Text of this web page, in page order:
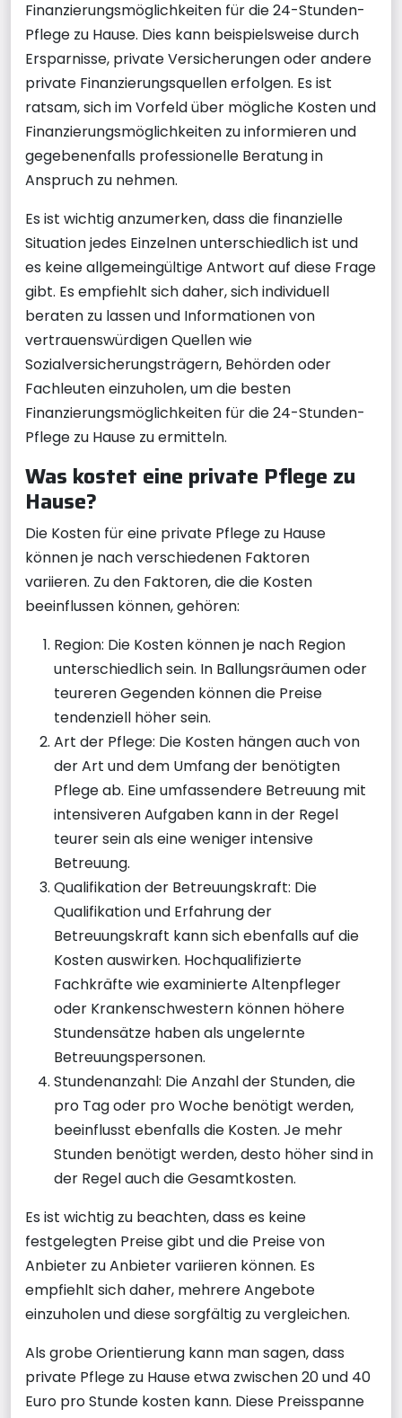
Finanzierungsmöglichkeiten für die 24-Stunden-
Pflege zu Hause. Dies kann beispielsweise durch
Ersparnisse, private Versicherungen oder andere
private Finanzierungsquellen erfolgen. Es ist
ratsam, sich im Vorfeld über mögliche Kosten und
Finanzierungsmöglichkeiten zu informieren und
gegebenenfalls professionelle Beratung in
Anspruch zu nehmen.
Es ist wichtig anzumerken, dass die finanzielle
Situation jedes Einzelnen unterschiedlich ist und
es keine allgemeingültige Antwort auf diese Frage
gibt. Es empfiehlt sich daher, sich individuell
beraten zu lassen und Informationen von
vertrauenswürdigen Quellen wie
Sozialversicherungsträgern, Behörden oder
Fachleuten einzuholen, um die besten
Finanzierungsmöglichkeiten für die 24-Stunden-
Pflege zu Hause zu ermitteln.
Was kostet eine private Pflege zu
Hause?
Die Kosten für eine private Pflege zu Hause
können je nach verschiedenen Faktoren
variieren. Zu den Faktoren, die die Kosten
beeinflussen können, gehören:
Region: Die Kosten können je nach Region
unterschiedlich sein. In Ballungsräumen oder
teureren Gegenden können die Preise
tendenziell höher sein.
Art der Pflege: Die Kosten hängen auch von
der Art und dem Umfang der benötigten
Pflege ab. Eine umfassendere Betreuung mit
intensiveren Aufgaben kann in der Regel
teurer sein als eine weniger intensive
Betreuung.
Qualifikation der Betreuungskraft: Die
Qualifikation und Erfahrung der
Betreuungskraft kann sich ebenfalls auf die
Kosten auswirken. Hochqualifizierte
Fachkräfte wie examinierte Altenpfleger
oder Krankenschwestern können höhere
Stundensätze haben als ungelernte
Betreuungspersonen.
Stundenanzahl: Die Anzahl der Stunden, die
pro Tag oder pro Woche benötigt werden,
beeinflusst ebenfalls die Kosten. Je mehr
Stunden benötigt werden, desto höher sind in
der Regel auch die Gesamtkosten.
Es ist wichtig zu beachten, dass es keine
festgelegten Preise gibt und die Preise von
Anbieter zu Anbieter variieren können. Es
empfiehlt sich daher, mehrere Angebote
einzuholen und diese sorgfältig zu vergleichen.
Als grobe Orientierung kann man sagen, dass
private Pflege zu Hause etwa zwischen 20 und 40
Euro pro Stunde kosten kann. Diese Preisspanne